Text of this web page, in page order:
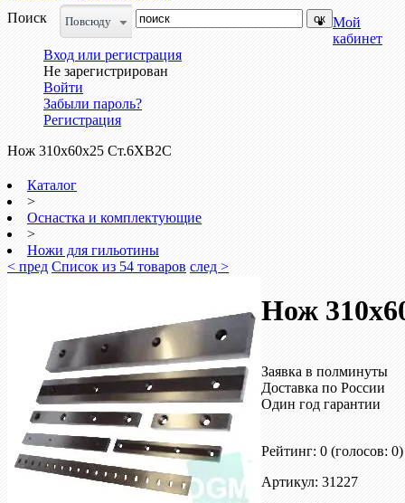
Поиск
Повсюду
Мой
кабинет
Вход или регистрация
Не зарегистрирован
Войти
Забыли пароль?
Регистрация
Нож 310х60х25 Ст.6ХВ2С
Каталог
>
Оснастка и комплектующие
>
Ножи для гильотины
< пред Список из 54 товаров след >
Нож
Заявка в полминуты
Доставка по России
Один год гарантии
Рейтинг: 0 (голосов: 0)
Артикул: 31227